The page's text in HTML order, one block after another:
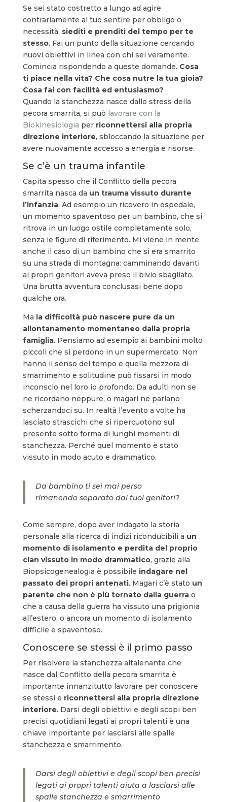
Se sei stato costretto a lungo ad agire
contrariamente al tuo sentire per obbligo o
necessità, siediti e prenditi del tempo per te
stesso. Fai un punto della situazione cercando
nuovi obiettivi in linea con chi sei veramente.
Comincia rispondendo a queste domande. Cosa
ti piace nella vita? Che cosa nutre la tua gioia?
Cosa fai con facilità ed entusiasmo?
Quando la stanchezza nasce dallo stress della
pecora smarrita, si può lavorare con la
Biokinesiologia per riconnettersi alla propria
direzione interiore, sbloccando la situazione per
avere nuovamente accesso a energia e risorse.
Se c’è un trauma infantile
Capita spesso che il Conflitto della pecora
smarrita nasca da un trauma vissuto durante
l’infanzia. Ad esempio un ricovero in ospedale,
un momento spaventoso per un bambino, che si
ritrova in un luogo ostile completamente solo,
senza le figure di riferimento. Mi viene in mente
anche il caso di un bambino che si era smarrito
su una strada di montagna: camminando davanti
ai propri genitori aveva preso il bivio sbagliato.
Una brutta avventura conclusasi bene dopo
qualche ora.
Ma la difficoltà può nascere pure da un
allontanamento momentaneo dalla propria
famiglia. Pensiamo ad esempio ai bambini molto
piccoli che si perdono in un supermercato. Non
hanno il senso del tempo e quella mezzora di
smarrimento e solitudine può fissarsi in modo
inconscio nel loro io profondo. Da adulti non se
ne ricordano neppure, o magari ne parlano
scherzandoci su. In realtà l’evento a volte ha
lasciato strascichi che si ripercuotono sul
presente sotto forma di lunghi momenti di
stanchezza. Perché quel momento è stato
vissuto in modo acuto e drammatico.
Da bambino ti sei mai perso
rimanendo separato dai tuoi genitori?
Come sempre, dopo aver indagato la storia
personale alla ricerca di indizi riconducibili a un
momento di isolamento e perdita del proprio
clan vissuto in modo drammatico, grazie alla
Biopsicogenealogia è possibile indagare nel
passato dei propri antenati. Magari c’è stato un
parente che non è più tornato dalla guerrao
che a causa della guerra ha vissuto una prigionia
all’estero, o ancora un momento di isolamento
difficile e spaventoso.
Conoscere se stessi è il primo passo
Per risolvere la stanchezza altalenante che
nasce dal Conflitto della pecora smarrita è
importante innanzitutto lavorare per conoscere
se stessi e riconnettersi alla propria direzione
interiore. Darsi degli obiettivi e degli scopi ben
precisi quotidiani legati ai propri talenti è una
chiave importante per lasciarsi alle spalle
stanchezza e smarrimento.
Darsi degli obiettivi e degli scopi ben precisi
legati ai propri talenti aiuta a lasciarsi alle
spalle stanchezza e smarrimento